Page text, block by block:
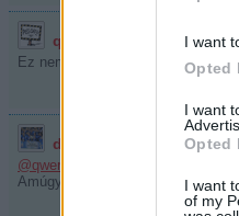
I want
Opted
I want
Opted
I want
of my
qwertzuiop05 2009.12.02.
Ez nem diléjing dö gém?:o)
durex26 http://
@qwertzuiop05
Amúgy három relikviát kapott: